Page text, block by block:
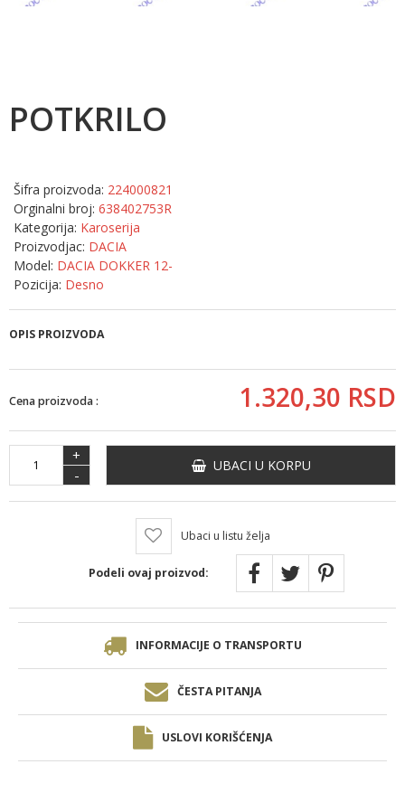
POTKRILO
Šifra proizvoda: 224000821
Orginalni broj: 638402753R
Kategorija: Karoserija
Proizvodjac: DACIA
Model: DACIA DOKKER 12-
Pozicija: Desno
OPIS PROIZVODA
Cena proizvoda : 1.320,30 RSD
+
-
UBACI U KORPU
Ubaci u listu želja
Podeli ovaj proizvod:
INFORMACIJE O TRANSPORTU
ČESTA PITANJA
USLOVI KORIŠĆENJA